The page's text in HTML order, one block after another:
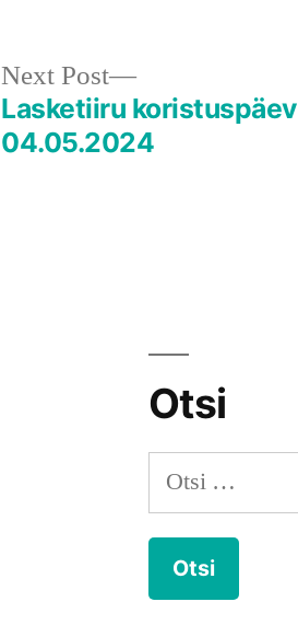
Next Post
Next
post:
Lasketiiru koristuspäev
04.05.2024
Otsi
Otsi: